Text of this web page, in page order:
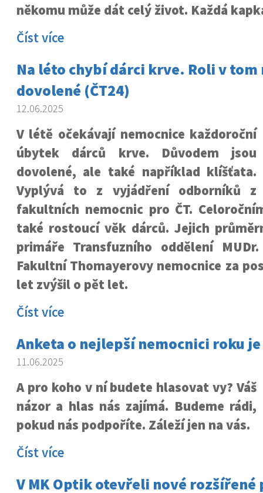
někomu může dát celý život. Každá
Číst více
Na léto chybí dárci krve. Roli v
dovolené (ČT24)
12.06.2025
V létě očekávají nemocnice každoroční
úbytek dárců krve. Důvodem jsou
dovolené, ale také například klíšťata.
Vyplývá to z vyjádření odborníků z
fakultních nemocnic pro ČT.
také rostoucí věk dárců. Jejich
primáře Transfuzního oddělení
Fakultní Thomayerovy nemocnice za
let zvýšil o pět let.
Číst více
Anketa o nejlepší nemocnici roku
11.06.2025
A pro koho v ní budete hlasovat vy? Váš
názor a hlas nás zajímá. Budeme rádi,
pokud nás podpoříte. Záleží jen na vás.
Číst více
V MK Optik otevřeli nové